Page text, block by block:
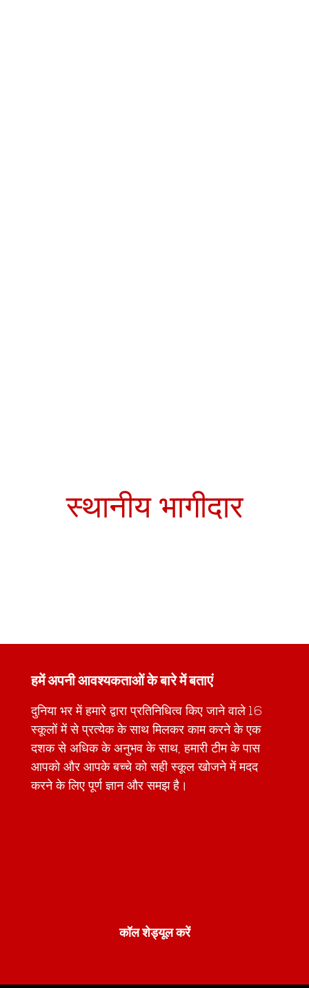
स्थानीय भागीदार
हमें अपनी आवश्यकताओं के बारे में बताएं
दुनिया भर में हमारे द्वारा प्रतिनिधित्व किए जाने वाले 16
स्कूलों में से प्रत्येक के साथ मिलकर काम करने के एक
दशक से अधिक के अनुभव के साथ, हमारी टीम के पास
आपको और आपके बच्चे को सही स्कूल खोजने में मदद
करने के लिए पूर्ण ज्ञान और समझ है।
कॉल शेड्यूल करें